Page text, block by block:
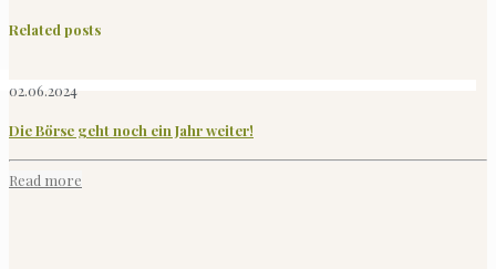
Related posts
02.06.2024
Die Börse geht noch ein Jahr weiter!
Read more